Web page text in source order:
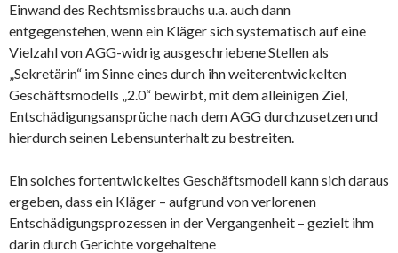
Einwand des Rechtsmissbrauchs u.a. auch dann
entgegenstehen, wenn ein Kläger sich systematisch auf eine
Vielzahl von AGG-widrig ausgeschriebene Stellen als
„Sekretärin“ im Sinne eines durch ihn weiterentwickelten
Geschäftsmodells „2.0“ bewirbt, mit dem alleinigen Ziel,
Entschädigungsansprüche nach dem AGG durchzusetzen und
hierdurch seinen Lebensunterhalt zu bestreiten.
Ein solches fortentwickeltes Geschäftsmodell kann sich daraus
ergeben, dass ein Kläger – aufgrund von verlorenen
Entschädigungsprozessen in der Vergangenheit – gezielt ihm
darin durch Gerichte vorgehaltene